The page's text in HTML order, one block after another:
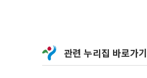
관련 누리집 바로가기